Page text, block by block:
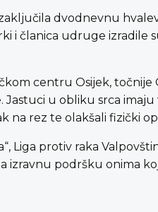
dvodnevnu
i članica udruge izradile
centru Osijek,
Jastuci u obliku srca
na rez te olakšali fizički
Liga protiv raka
izravnu podršku onima